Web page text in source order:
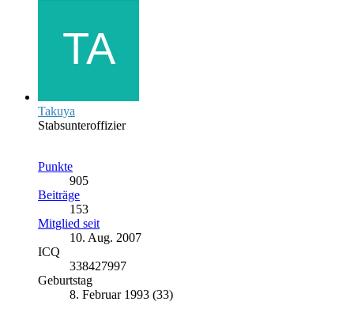
Takuya
Stabsunteroffizier
Punkte
905
Beiträge
153
Mitglied seit
10. Aug. 2007
ICQ
338427997
Geburtstag
8. Februar 1993 (33)